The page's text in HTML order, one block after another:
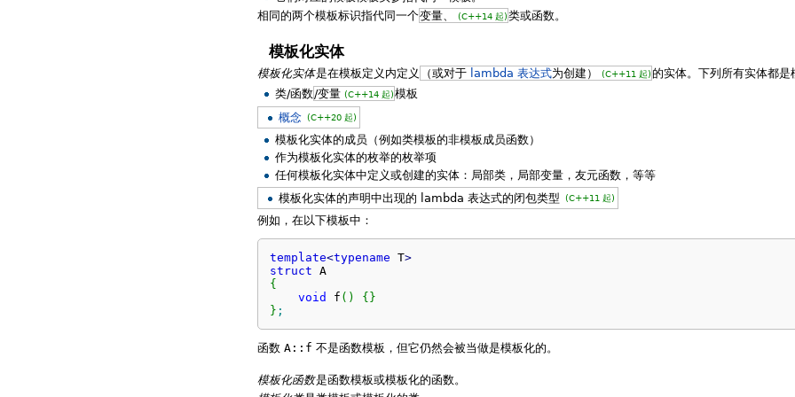
相同的两个模板标识指代同一个变量、 (C++14 起)类或函数。
模板化实体
模板化实体是在模板定义内定义 （或对于 lambda 表达式为创建） (C++11 起)的实体。下列所有实体都是
类/函数/变量 (C++14 起) 模板
概念 (C++20 起)
模板化实体的成员（例如类模板的非模板成员函数）
作为模板化实体的枚举的枚举项
任何模板化实体中定义或创建的实体：局部类，局部变量，友元函数，等等
模板化实体的声明中出现的 lambda 表达式的闭包类型 (C++11 起)
例如，在以下模板中：
template<typename T>
struct
A
{
void
f ( ) { }
} ;
函数 A::f 不是函数模板，但它仍然会被当做是模板化的。
模板化函数是函数模板或模板化的函数。